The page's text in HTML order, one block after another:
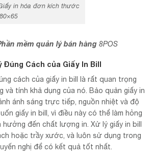
in hóa đơn kích thước
80×65
mềm quản lý bán hàng 8POS
Đúng Cách của Giấy In Bill
cách của giấy in bill là rất quan trọng
tính khả dụng của nó. Bảo quản giấy in
ánh sáng trực tiếp, nguồn nhiệt và độ
giấy in bill, vì điều này có thể làm hỏng
hưởng đến chất lượng in. Xử lý giấy in bill
hoặc trầy xước, và luôn sử dụng trong
nghị để có kết quả tốt nhất.